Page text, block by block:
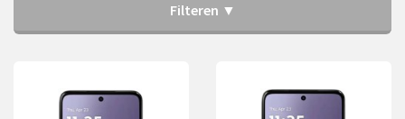
Filteren ▼